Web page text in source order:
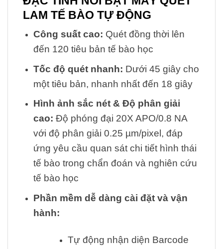
LAM TẾ BÀO TỰ ĐỘNG
Công suất cao: Quét đồng thời lên
đến 120 tiêu bản tế bào học
Tốc độ quét nhanh: Dưới 45 giây cho
một tiêu bản, nhanh nhất đến 18 giây
Hình ảnh sắc nét & Độ phân giải
cao: Độ phóng đại 20X APO/0.8 NA
với độ phân giải 0.25 µm/pixel, đáp
ứng yêu cầu quan sát chi tiết hình thái
tế bào trong chẩn đoán và nghiên cứu
tế bào học
Phần mềm dễ dàng cài đặt và vận
hành:
Tự động nhận diện Barcode